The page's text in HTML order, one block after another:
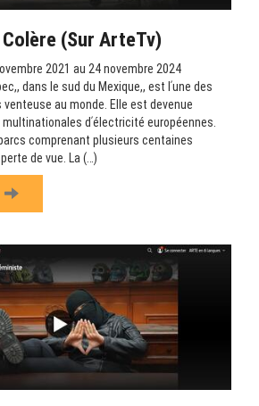
Colère (sur ArteTv)
2021 au 24 novembre 2024
dans le sud du Mexique,, est lʹune des
au monde. Elle est devenue
multinationales dʹélectricité européennes.
comprenant plusieurs centaines
de vue. La (…)